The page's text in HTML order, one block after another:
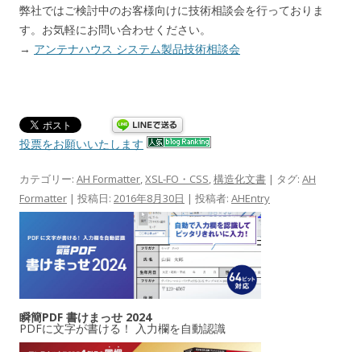
弊社ではご検討中のお客様向けに技術相談会を行っておりま
す。お気軽にお問い合わせください。
→ アンテナハウス システム製品技術相談会
投票をお願いいたします
カテゴリー: AH Formatter,XSL-FO・CSS,構造化文書 | タグ: AH
Formatter | 投稿日: 2016年8月30日 | 投稿者: AHEntry
瞬簡PDF 書けまっせ 2024
PDFに文字が書ける！ 入力欄を自動認識